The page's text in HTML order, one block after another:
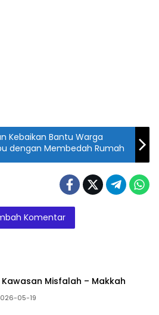
Kebaikan Bantu Warga
dengan Membedah Rumah
Komentar
Kawasan Misfalah – Makkah
05-19